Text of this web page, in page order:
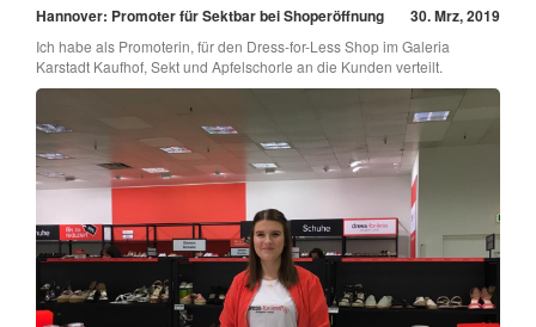
Hannover: Promoter für Sektbar bei Shoperöffnung
30. Mrz, 2019
Ich habe als Promoterin, für den Dress-for-Less Shop im Galeria
Karstadt Kaufhof, Sekt und Apfelschorle an die Kunden verteilt.